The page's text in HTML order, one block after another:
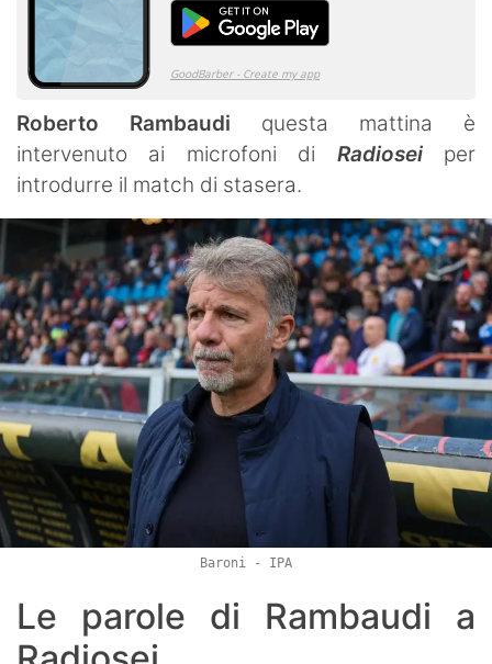
Roberto Rambaudi questa mattina è
intervenuto ai microfoni di Radiosei per
introdurre il match di stasera.
Baroni - IPA
Le parole di Rambaudi a